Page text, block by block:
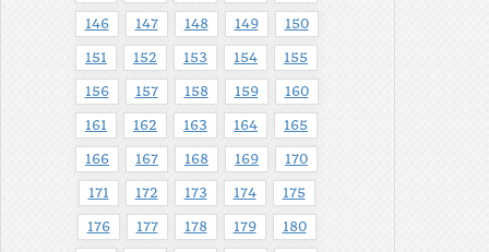
146 147 148 149 150
151 152 153 154 155
156 157 158 159 160
161 162 163 164 165
166 167 168 169 170
171 172 173 174 175
176 177 178 179 180